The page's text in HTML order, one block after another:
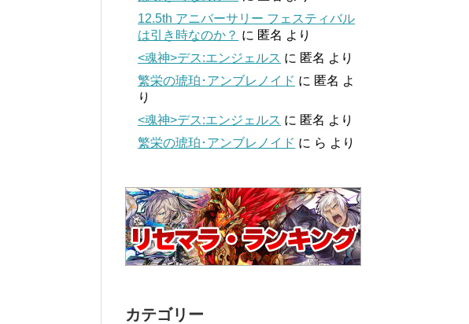
12.5th アニバーサリー フェスティバル
は引き時なのか？ に 匿名 より
<魂神>デス:エンジェルス に 匿名 より
繁栄の琥珀･アンブレノイド に 匿名 よ
り
<魂神>デス:エンジェルス に 匿名 より
繁栄の琥珀･アンブレノイド に ら より
カテゴリー